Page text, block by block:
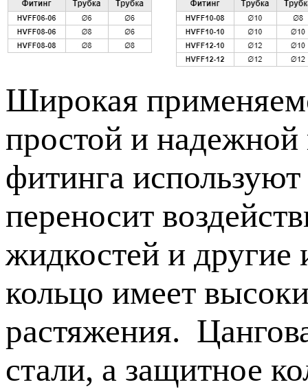
Широкая
простой и надежной
фитинга
переносит
жидкостей и
кольцо имеет
растяжения.
стали, а защитное